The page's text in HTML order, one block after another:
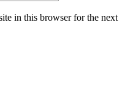
in this browser for the next